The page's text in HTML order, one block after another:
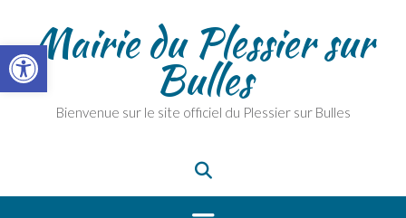
contentMairie du Plessier sur
Bulles
Bienvenue sur le site officiel du Plessier sur Bulles
Ouvrir la barre d’outils